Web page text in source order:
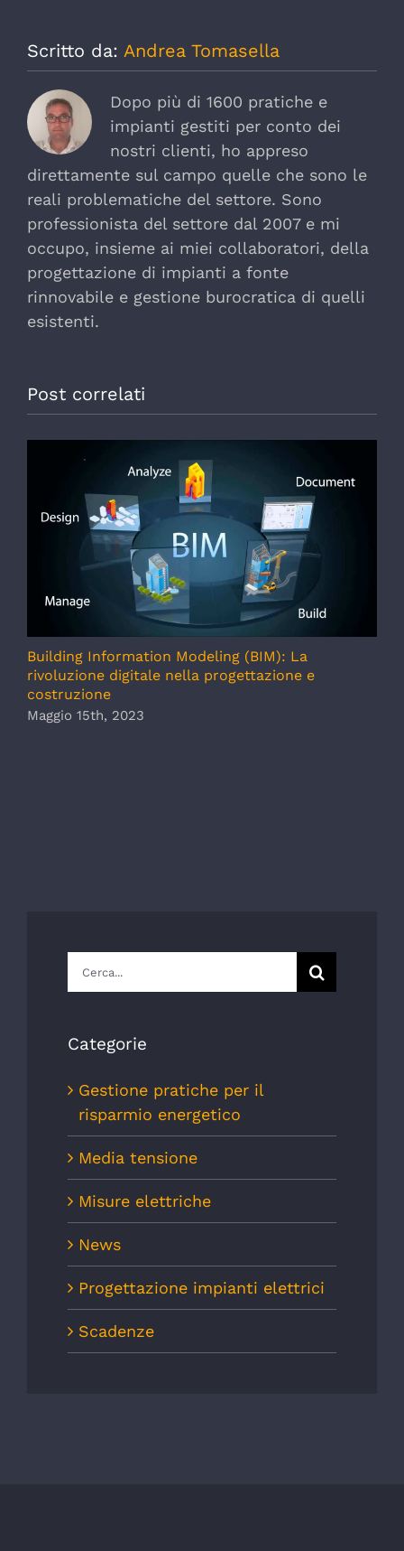
Scritto da: Andrea Tomasella
Dopo più di 1600 pratiche e
impianti gestiti per conto dei
nostri clienti, ho appreso
direttamente sul campo quelle che sono le
reali problematiche del settore. Sono
professionista del settore dal 2007 e mi
occupo, insieme ai miei collaboratori, della
progettazione di impianti a fonte
rinnovabile e gestione burocratica di quelli
esistenti.
Post correlati
Building Information Modeling (BIM): La
rivoluzione digitale nella progettazione e
costruzione
Maggio 15th, 2023
per:
Categorie
Gestione pratiche per il
risparmio energetico
Media tensione
Misure elettriche
News
Progettazione impianti elettrici
Scadenze